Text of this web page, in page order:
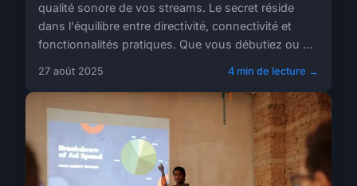
qualité sonore de vos streams. Le secret réside
dans l'équilibre entre directivité, connectivité et
fonctionnalités pratiques. Que vous débutiez ou ...
27 août 2025 4 min de lecture →